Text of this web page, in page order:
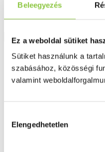
Beleegyezés
Ez a weboldal sütiket
Sütiket használunk a
szabásához, közösségi
valamint
kiválasztása
Elengedhetetlen